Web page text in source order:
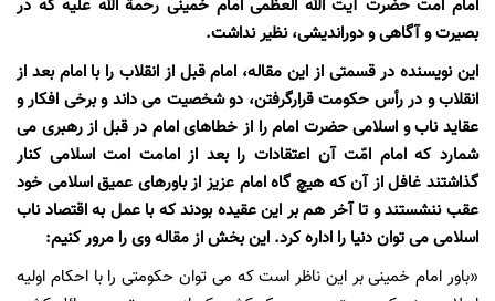
امام امت حضرت آیت الله العظمی امام خمینی رحمة الله علیه که در
بصیرت و آگاهی و دوراندیشی، نظیر نداشت.
این نویسنده در قسمتی از این مقاله، امام قبل از انقلاب را با امام بعد از
انقلاب و در رأس حکومت قرارگرفتن، دو شخصیت می داند و برخی افکار و
عقاید ناب و اسلامی حضرت امام را از خطاهای امام در قبل از رهبری می
شمارد که امام امّت آن اعتقادات را بعد از امامت امت اسلامی کنار
گذاشتند غافل از آن که هیچ گاه امام عزیز از باورهای عمیق اسلامی خود
عقب ننشستند و تا آخر هم بر این عقیده بودند که با عمل به اقتصاد ناب
اسلامی می توان دنیا را اداره کرد. این بخش از مقاله وی را مرور کنیم:
«باور امام خمینی بر این ناظر است که می توان حکومتی را با احکام اولیه